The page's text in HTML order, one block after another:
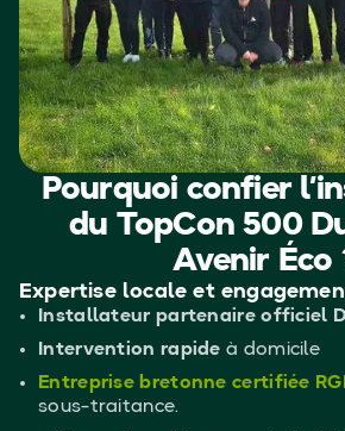
Pourquoi confier
du TopCon 500
Avenir Éco
Expertise locale et
Installateur partenaire officiel
Intervention rapide à domicile
Entreprise bretonne certifiée
sous-traitance.